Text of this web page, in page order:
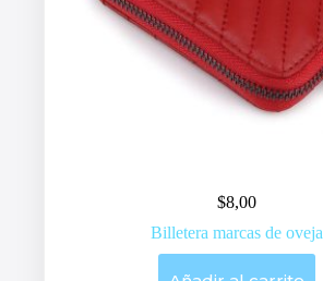
$8,00
Billetera marcas de oveja